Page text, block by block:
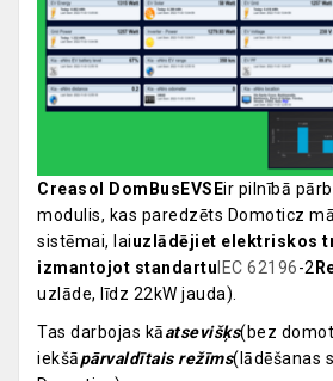
Creasol DomBusEVSEir pilnībā
modulis, kas paredzēts Domoticz
sistēmai, laiuzlādējiet elektriskos
izmantojot standartu IEC 62196-2
uzlāde, līdz 22kW jauda).
Tas darbojas kāatsevišķs(bez
iekšāpārvaldītais režīms(lādēšanas